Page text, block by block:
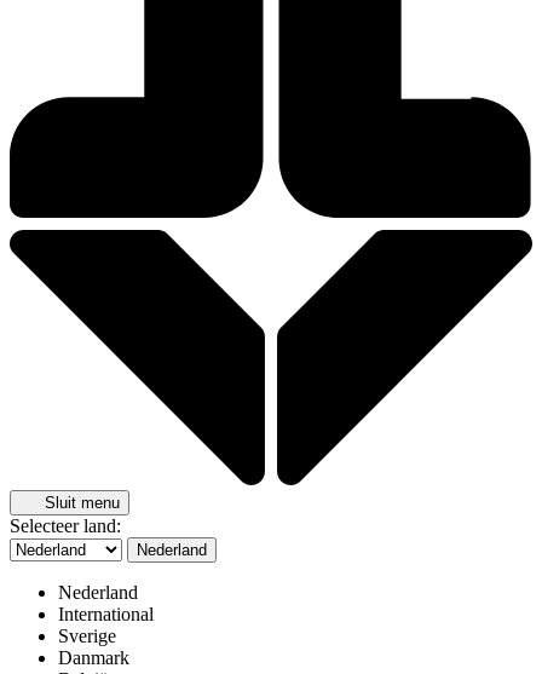
Sluit menu
Selecteer land:
Nederland
Nederland
International
Sverige
Danmark